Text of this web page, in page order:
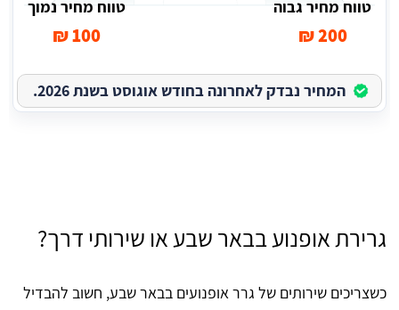
טווח מחיר גבוה
200 ₪
טווח מחיר נמוך
100 ₪
המחיר נבדק לאחרונה בחודש אוגוסט בשנת 2026.
גרירת אופנוע בבאר שבע או שירותי דרך?
כשצריכים שירותים של גרר אופנועים בבאר שבע, חשוב להבדיל